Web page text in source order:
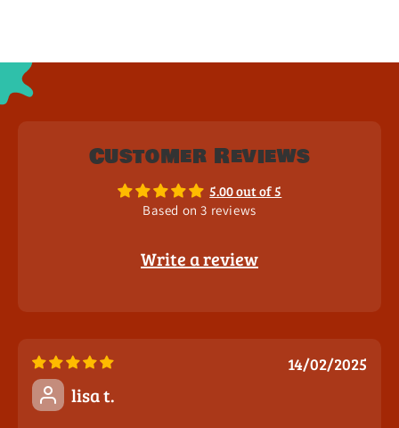
Customer Reviews
5.00 out of 5
Based on 3 reviews
Write a review
14/02/2025
lisa t.